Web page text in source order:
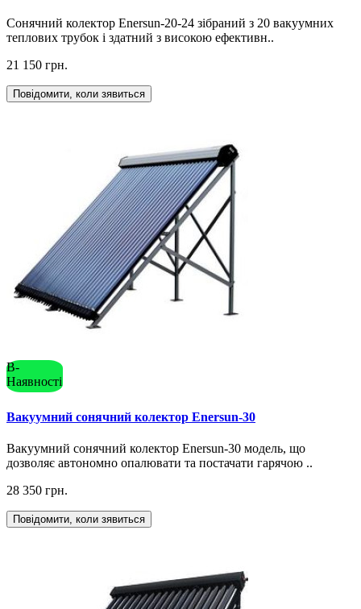
Сонячний колектор Enersun-20-24 зібраний з 20 вакуумних
теплових трубок і здатний з високою ефективн..
21 150 грн.
Повідомити, коли зявиться
В-
Наявності
Вакуумний сонячний колектор Enersun-30
Вакуумний сонячний колектор Enersun-30 модель, що
дозволяє автономно опалювати та постачати гарячою ..
28 350 грн.
Повідомити, коли зявиться